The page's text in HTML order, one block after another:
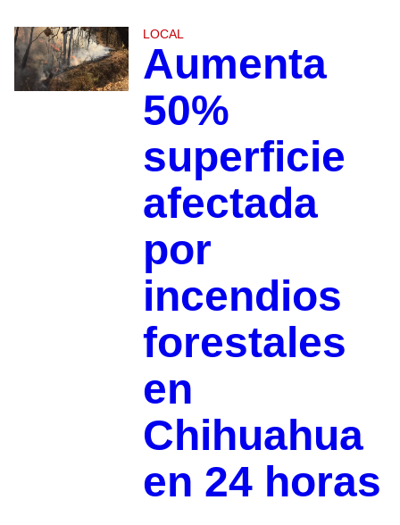
LOCAL
Aumenta
50%
superficie
afectada
por
incendios
forestales
en
Chihuahua
en 24 horas